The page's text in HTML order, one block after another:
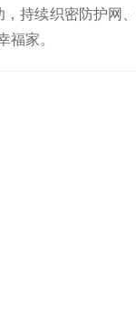
持续织密防护网
福家。